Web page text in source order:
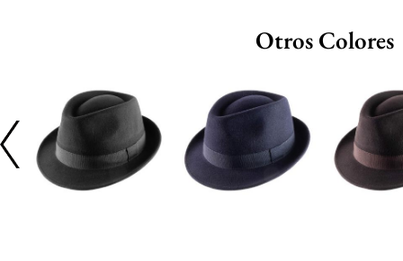
Otros Colores